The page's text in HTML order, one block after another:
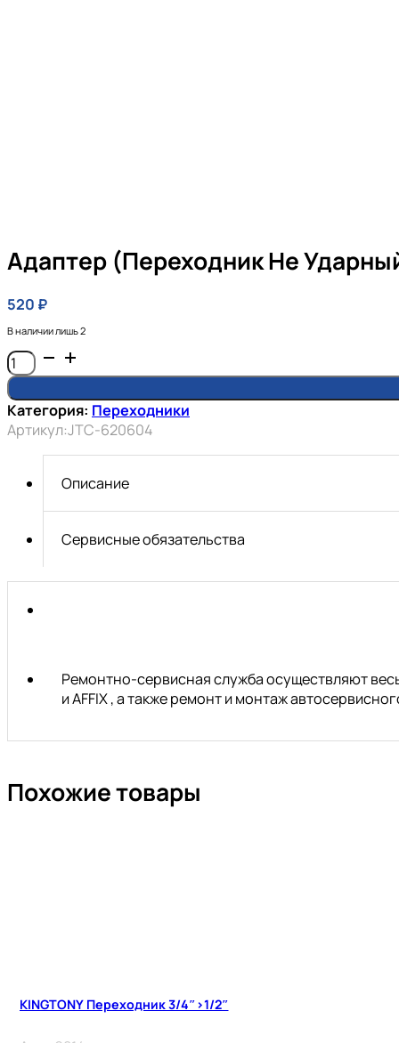
Адаптер (переходник Не
520 ₽
В наличии лишь 2
Количество
товара
Адаптер
(переходник
не
ударный)
JTC
Категория: Переходники
Артикул:JTC-620604
Описание
Сервисные обязательства
Ремонтно-сервисная служба осуществляют
и AFFIX , а также ремонт и монтаж
Похожие товары
KINGTONY Переходник 3/4″>1/2″